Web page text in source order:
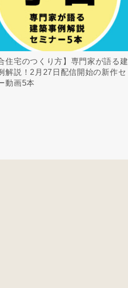
住宅のつくり方】専門家が語る建
解説！2月27日配信開始の新作セ
動画5本